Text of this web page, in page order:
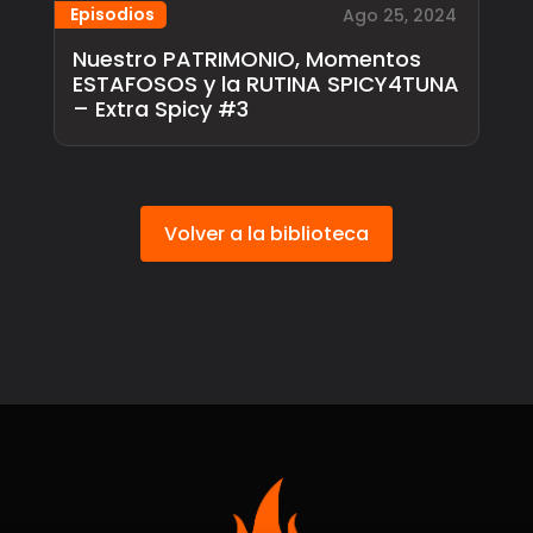
Episodios Ago 25, 2024
Nuestro PATRIMONIO, Momentos
ESTAFOSOS y la RUTINA SPICY4TUNA
– Extra Spicy #3
Volver a la biblioteca